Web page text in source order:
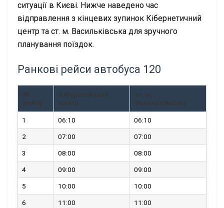
ситуації в Києві. Нижче наведено час
відправлення з кінцевих зупинок Кібернетичний
центр та ст. м. Васильківська для зручного
планування поїздок.
Ранкові рейси автобуса 120
№
рейсу
Кібернетичний
центр
ст. м.
Васильківська
1 06:10 06:10
2 07:00 07:00
3 08:00 08:00
4 09:00 09:00
5 10:00 10:00
6 11:00 11:00